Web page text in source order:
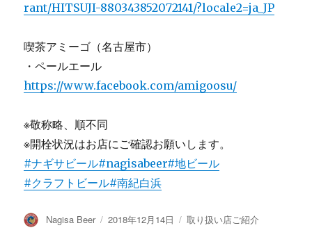
rant/HITSUJI-880343852072141/?locale2=ja_JP
喫茶アミーゴ（名古屋市）
・ペールエール
https://www.facebook.com/amigoosu/
※敬称略、順不同
※開栓状況はお店にご確認お願いします。
#ナギサビール#nagisabeer#地ビール
#クラフトビール#南紀白浜
投
Nagisa Beer
投
2018年12月14日
カ
取り扱い店ご紹介